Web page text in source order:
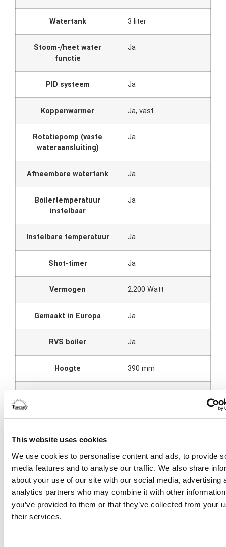
This website uses cookies
We use cookies to personalise content and ads, to provide
media features and to analyse our traffic. We also share
about your use of our site with our social media, advertising
analytics partners who may combine it with other
you’ve provided to them or that they’ve collected from your
their services.
Watertank 3 liter
Stoom-/heet water
functie
Ja
PID systeem Ja
Koppenwarmer Ja, vast
Rotatiepomp (vaste
wateraansluiting)
Ja
Afneembare watertank Ja
Boilertemperatuur
instelbaar
Ja
Instelbare temperatuur Ja
Shot-timer Ja
Vermogen 2.200 Watt
Gemaakt in Europa Ja
RVS boiler Ja
Hoogte 390 mm
Diepte 475 mm
Handmatige bediening Ja
Flush advisor